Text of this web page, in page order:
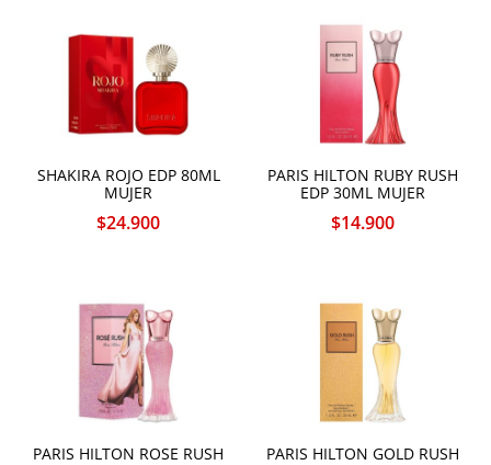
SHAKIRA ROJO EDP 80ML
MUJER
$24.900
PARIS HILTON RUBY RUSH
EDP 30ML MUJER
$14.900
PARIS HILTON ROSE RUSH
PARIS HILTON GOLD RUSH